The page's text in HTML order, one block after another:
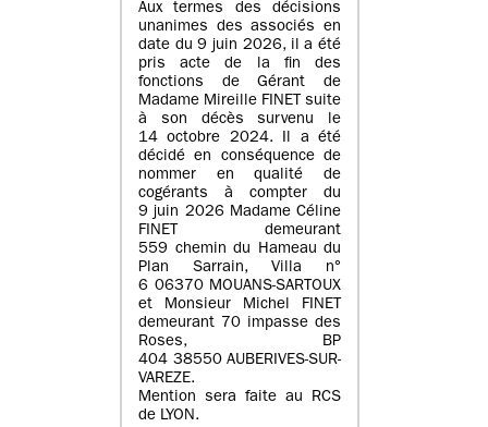
Aux termes des décisions
unanimes des associés en
date du 9 juin 2026, il a été
pris acte de la fin des
fonctions de Gérant de
Madame Mireille FINET suite
à son décès survenu le
14 octobre 2024. Il a été
décidé en conséquence de
nommer en qualité de
cogérants à compter du
9 juin 2026 Madame Céline
FINET demeurant
559 chemin du Hameau du
Plan Sarrain, Villa n°
6 06370 MOUANS-SARTOUX
et Monsieur Michel FINET
demeurant 70 impasse des
Roses, BP
404 38550 AUBERIVES-SUR-
VAREZE.
Mention sera faite au RCS
de LYON.